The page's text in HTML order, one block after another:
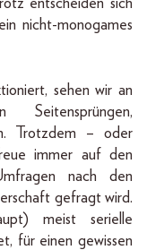
nicht-monogames
sehen wir an
Trotzdem – oder
immer auf den
nach den
gefragt wird.
meist serielle
für einen gewissen